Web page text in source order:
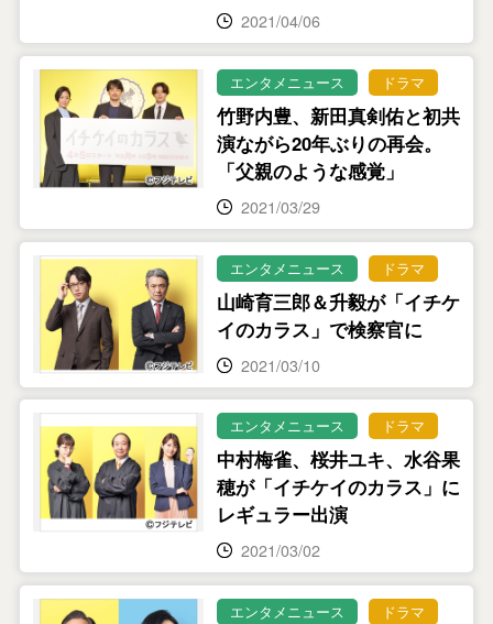
2021/04/06
エンタメニュース ドラマ
竹野内豊、新田真剣佑と初共
演ながら20年ぶりの再会。
「父親のような感覚」
2021/03/29
エンタメニュース ドラマ
山崎育三郎＆升毅が「イチケ
イのカラス」で検察官に
2021/03/10
エンタメニュース ドラマ
中村梅雀、桜井ユキ、水谷果
穂が「イチケイのカラス」に
レギュラー出演
2021/03/02
エンタメニュース ドラマ